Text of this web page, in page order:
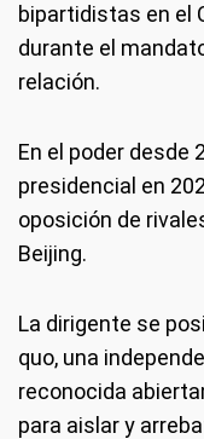
bipartidistas en el
durante el
relación.
En el poder desde
presidencial en
oposición de
Beijing.
La dirigente se
quo, una
reconocida
para aislar y